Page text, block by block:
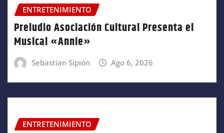
ENTRETENIMIENTO
Preludio Asociación Cultural Presenta el
Musical «Annie»
Sebastian Sipión Ago 6, 2026
ENTRETENIMIENTO